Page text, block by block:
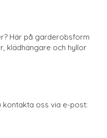
Här på garderobsform
klädhängare och hyllor
kontakta oss via e-post: